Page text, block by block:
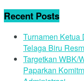
Recent Posts
Turnamen Ketua
Telaga Biru
Targetkan WBK/
Paparkan